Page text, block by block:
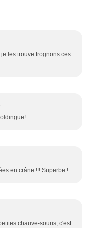
les trouve trognons ces
en crâne !!! Superbe !
chauve-souris, c'est